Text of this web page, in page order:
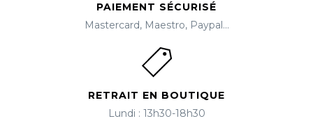
PAIEMENT SÉCURISÉ
Mastercard, Maestro, Paypal...
RETRAIT EN BOUTIQUE
Lundi : 13h30-18h30